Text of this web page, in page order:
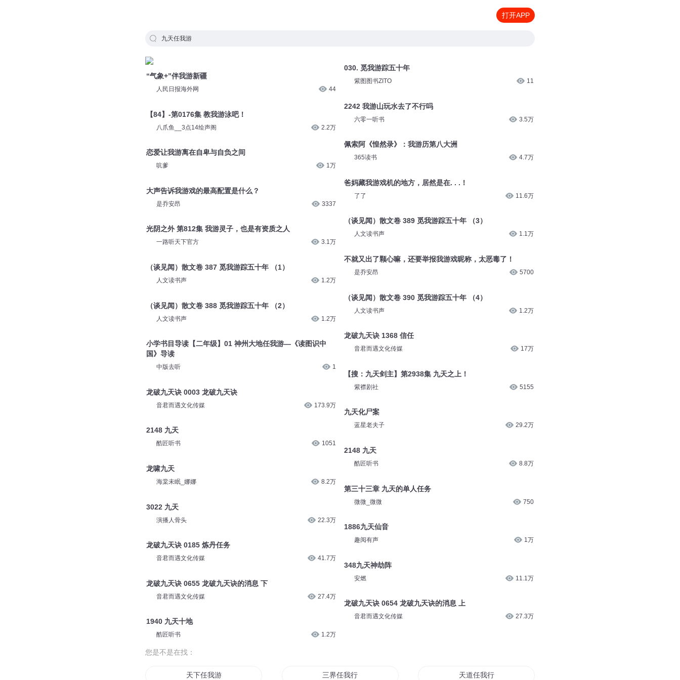
打开APP
九天任我游
“气象+”伴我游新疆
人民日报海外网 44
【84】-第0176集 教我游泳吧！
八爪鱼__3点14绘声阁 2.2万
恋爱让我游离在自卑与自负之间
吭爹 1万
大声告诉我游戏的最高配置是什么？
是乔安昂 3337
光阴之外 第812集 我游灵子，也是有资质之人
一路听天下官方 3.1万
（谈见闻）散文卷 387 觅我游踪五十年 （1）
人文读书声 1.2万
（谈见闻）散文卷 388 觅我游踪五十年 （2）
人文读书声 1.2万
小学书目导读【二年级】01 神州大地任我游—《读图识中
国》导读
中版去听 1
龙破九天诀 0003 龙破九天诀
音君而遇文化传媒 173.9万
2148 九天
酷匠听书 1051
龙啸九天
海棠未眠_娜娜 8.2万
3022 九天
演播人骨头 22.3万
龙破九天诀 0185 炼丹任务
音君而遇文化传媒 41.7万
龙破九天诀 0655 龙破九天诀的消息 下
音君而遇文化传媒 27.4万
1940 九天十地
酷匠听书 1.2万
030. 觅我游踪五十年
紫图图书ZITO 11
2242 我游山玩水去了不行吗
六零一听书 3.5万
佩索阿《惶然录》：我游历第八大洲
365读书 4.7万
爸妈藏我游戏机的地方，居然是在. . .！
了了 11.6万
（谈见闻）散文卷 389 觅我游踪五十年 （3）
人文读书声 1.1万
不就又出了颗心嘛，还要举报我游戏昵称，太恶毒了！
是乔安昂 5700
（谈见闻）散文卷 390 觅我游踪五十年 （4）
人文读书声 1.2万
龙破九天诀 1368 信任
音君而遇文化传媒 17万
【搜：九天剑主】第2938集 九天之上！
紫襟剧社 5155
九天化尸案
蓝星老夫子 29.2万
2148 九天
酷匠听书 8.8万
第三十三章 九天的单人任务
微微_微微 750
1886九天仙音
趣阅有声 1万
348九天神劫阵
安燃 11.1万
龙破九天诀 0654 龙破九天诀的消息 上
音君而遇文化传媒 27.3万
您是不是在找：
天下任我游 三界任我行 天道任我行